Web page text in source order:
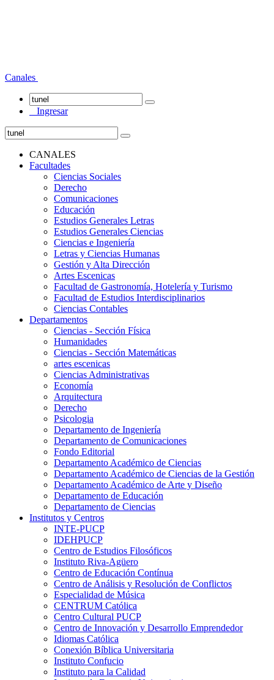
Canales
Ingresar
CANALES
Facultades
Ciencias Sociales
Derecho
Comunicaciones
Educación
Estudios Generales Letras
Estudios Generales Ciencias
Ciencias e Ingeniería
Letras y Ciencias Humanas
Gestión y Alta Dirección
Artes Escenicas
Facultad de Gastronomía, Hotelería y Turismo
Facultad de Estudios Interdisciplinarios
Ciencias Contables
Departamentos
Ciencias - Sección Física
Humanidades
Ciencias - Sección Matemáticas
artes escenicas
Ciencias Administrativas
Economía
Arquitectura
Derecho
Psicologia
Departamento de Ingeniería
Departamento de Comunicaciones
Fondo Editorial
Departamento Académico de Ciencias
Departamento Académico de Ciencias de la Gestión
Departamento Académico de Arte y Diseño
Departamento de Educación
Departamento de Ciencias
Institutos y Centros
INTE-PUCP
IDEHPUCP
Centro de Estudios Filosóficos
Instituto Riva-Agüero
Centro de Educación Contínua
Centro de Análisis y Resolución de Conflictos
Especialidad de Música
CENTRUM Católica
Centro Cultural PUCP
Centro de Innovación y Desarrollo Emprendedor
Idiomas Católica
Conexión Bíblica Universitaria
Instituto Confucio
Instituto para la Calidad